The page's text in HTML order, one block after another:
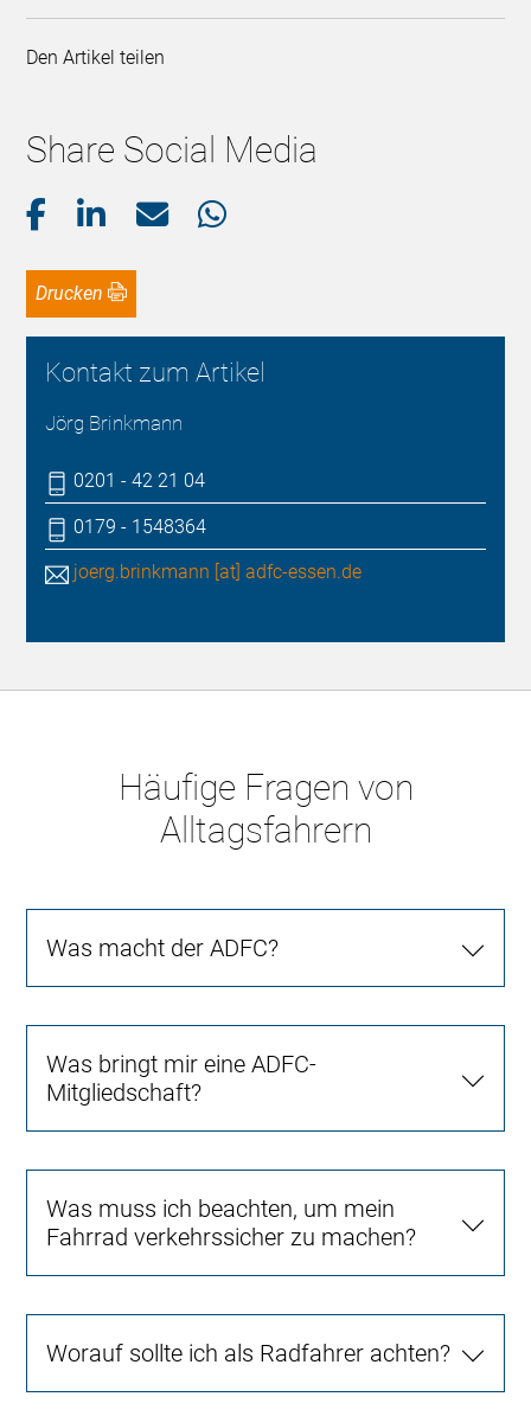
Den Artikel teilen
Share Social Media
Drucken
Kontakt zum Artikel
Jörg Brinkmann
0201 - 42 21 04
0179 - 1548364
joerg.brinkmann [at] adfc-essen.de
Häufige Fragen von
Alltagsfahrern
Was macht der ADFC?
Was bringt mir eine ADFC-
Mitgliedschaft?
Was muss ich beachten, um mein
Fahrrad verkehrssicher zu machen?
Worauf sollte ich als Radfahrer achten?